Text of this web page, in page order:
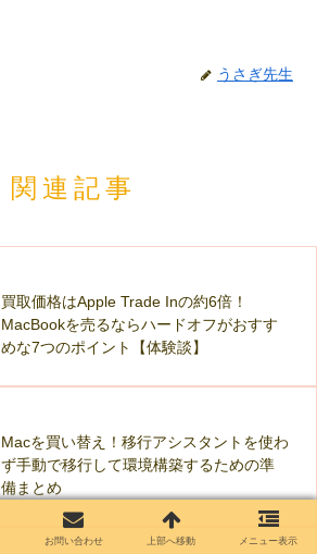
うさぎ先生
関連記事
買取価格はApple Trade Inの約6倍！
MacBookを売るならハードオフがおすす
めな7つのポイント【体験談】
Macを買い替え！移行アシスタントを使わ
ず手動で移行して環境構築するための準
備まとめ
お問い合わせ 上部へ移動 メニュー表示